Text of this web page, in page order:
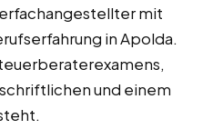
mit
in Apolda.
und einem